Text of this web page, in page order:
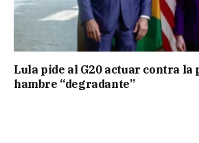
Lula pide al G20 actuar contra la
hambre “degradante”